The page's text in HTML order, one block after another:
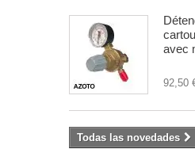
avec
92,50
Todas las novedades